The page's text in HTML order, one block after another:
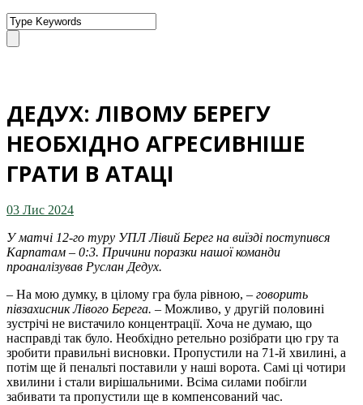
ДЕДУХ: ЛІВОМУ БЕРЕГУ
НЕОБХІДНО АГРЕСИВНІШЕ
ГРАТИ В АТАЦІ
03 Лис 2024
У матчі 12-го туру УПЛ Лівий Берег на виїзді поступився
Карпатам – 0:3. Причини поразки нашої команди
проаналізував Руслан Дедух.
– На мою думку, в цілому гра була рівною, – говорить
півзахисник Лівого Берега. – Можливо, у другій половині
зустрічі не вистачило концентрації. Хоча не думаю, що
насправді так було. Необхідно ретельно розібрати цю гру та
зробити правильні висновки. Пропустили на 71-й хвилині, а
потім ще й пенальті поставили у наші ворота. Самі ці чотири
хвилини і стали вирішальними. Всіма силами побігли
забивати та пропустили ще в компенсований час.